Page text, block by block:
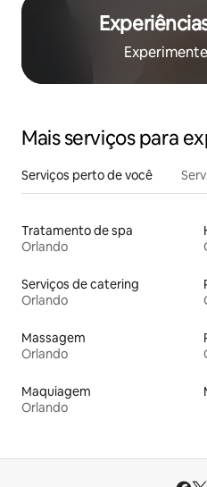
Mais serviços para
Serviços perto de você
Tratamento de spa
Orlando
Serviços de catering
Orlando
Massagem
Orlando
Maquiagem
Orlando